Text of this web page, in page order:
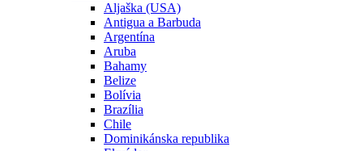
Aljaška (USA)
Antigua a Barbuda
Argentína
Aruba
Bahamy
Belize
Bolívia
Brazília
Chile
Dominikánska republika